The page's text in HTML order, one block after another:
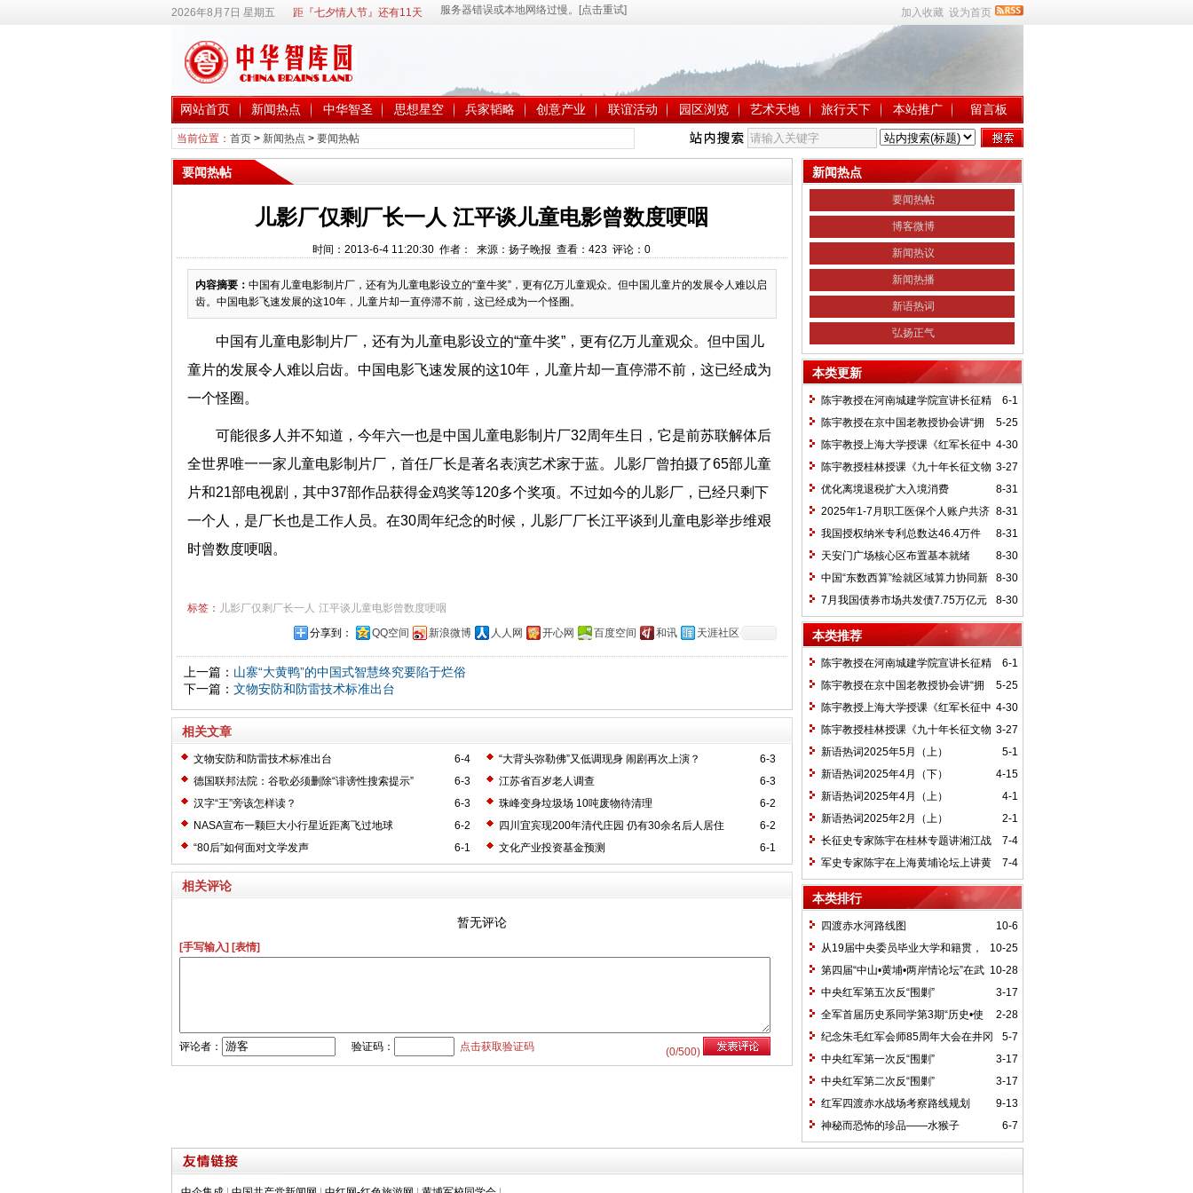
2026年8月7日 星期五 距『七夕情人节』还有11天 加入收藏 设为首页
网站首页 新闻热点 中华智圣 思想星空 兵家韬略 创意产业 联谊活动 园区浏览 艺术天地 旅行天下 本站推广 留言板
当前位置： 首页> 新闻热点 > 要闻热帖
要闻热帖
儿影厂仅剩厂长一人 江平谈儿童电影曾数度哽咽
时间：2013-6-4 11:20:30 作者： 来源：扬子晚报 查看： 423 评论： 0
内容摘要： 中国有儿童电影制片厂，还有为儿童电影设立的“童牛奖”，更有亿万儿童观众。但中国儿童片的发展令人难以启
齿。中国电影飞速发展的这10年，儿童片却一直停滞不前，这已经成为一个怪圈。
中国有儿童电影制片厂，还有为儿童电影设立的“童牛奖”，更有亿万儿童观众。但中国儿
童片的发展令人难以启齿。中国电影飞速发展的这10年，儿童片却一直停滞不前，这已经成为
一个怪圈。
可能很多人并不知道，今年六一也是中国儿童电影制片厂32周年生日，它是前苏联解体后
全世界唯一一家儿童电影制片厂，首任厂长是著名表演艺术家于蓝。儿影厂曾拍摄了65部儿童
片和21部电视剧，其中37部作品获得金鸡奖等120多个奖项。不过如今的儿影厂，已经只剩下
一个人，是厂长也是工作人员。在30周年纪念的时候，儿影厂厂长江平谈到儿童电影举步维艰
时曾数度哽咽。
标签： 儿影厂仅剩厂长一人 江平谈儿童电影曾数度哽咽
分享到：
QQ空间 新浪微博 人人网 开心网 百度空间 和讯 天涯社区
上一篇： 山寨“大黄鸭”的中国式智慧终究要陷于烂俗
下一篇： 文物安防和防雷技术标准出台
相关文章
6-4
文物安防和防雷技术标准出台 6-3
“大背头弥勒佛”又低调现身 闹剧再次上演？
6-3
德国联邦法院：谷歌必须删除“诽谤性搜索提示” 6-3
江苏省百岁老人调查
6-3
汉字“王”旁该怎样读？ 6-2
珠峰变身垃圾场 10吨废物待清理
6-2
NASA宣布一颗巨大小行星近距离飞过地球 6-2
四川宜宾现200年清代庄园 仍有30余名后人居住
6-1
“80后”如何面对文学发声 6-1
文化产业投资基金预测
相关评论
暂无评论
[手写输入] [表情]
(0/500)
评论者： 验证码： 点击获取验证码
新闻热点
要闻热帖
博客微博
新闻热议
新闻热播
新语热词
弘扬正气
本类更新
6-1
陈宇教授在河南城建学院宣讲长征精
神及红25军长征史
5-25
陈宇教授在京中国老教授协会讲“拥
抱中华新文明”
4-30
陈宇教授上海大学授课《红军长征中
的黄埔师生》
3-27
陈宇教授桂林授课《九十年长征文物
鉴赏》
8-31
优化离境退税扩大入境消费
8-31
2025年1-7月职工医保个人账户共济
2.31亿人次 共济金额304.57亿元
8-31
我国授权纳米专利总数达46.4万件
8-30
天安门广场核心区布置基本就绪
8-30
中国“东数西算”绘就区域算力协同新
图景
8-30
7月我国债券市场共发债7.75万亿元
本类推荐
6-1
陈宇教授在河南城建学院宣讲长征精
神及红25军长征史
5-25
陈宇教授在京中国老教授协会讲“拥
抱中华新文明”
4-30
陈宇教授上海大学授课《红军长征中
的黄埔师生》
3-27
陈宇教授桂林授课《九十年长征文物
鉴赏》
5-1
新语热词2025年5月（上）
4-15
新语热词2025年4月（下）
4-1
新语热词2025年4月（上）
2-1
新语热词2025年2月（上）
7-4
长征史专家陈宇在桂林专题讲湘江战
役精神
7-4
军史专家陈宇在上海黄埔论坛上讲黄
埔精神与国家统一大业
本类排行
10-6
四渡赤水河路线图
10-25
从19届中央委员毕业大学和籍贯，
看当代中国文化区域积淀
10-28
第四届“中山•黄埔•两岸情论坛”在武
汉举行
3-17
中央红军第五次反“围剿”
2-28
全军首届历史系同学第3期“历史•使
命”论坛纪要
5-7
纪念朱毛红军会师85周年大会在井冈
山召开
3-17
中央红军第一次反“围剿”
3-17
中央红军第二次反“围剿”
9-13
红军四渡赤水战场考察路线规划
6-7
神秘而恐怖的珍品——水猴子